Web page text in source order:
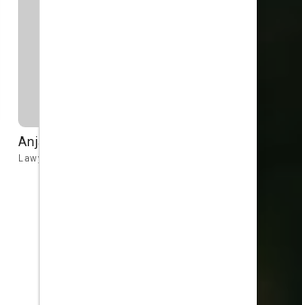
Anjan Dutt
Lawyer